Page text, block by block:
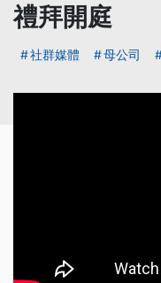
禮拜開庭
社群媒體 母公司